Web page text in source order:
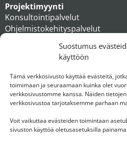
Suostumus
käyttöön
Tämä verkkosivusto käyttää evästeitä,
toimimaan ja seuraamaan kuinka olet
verkkosivustomme kanssa. Näiden
verkkosivustoa tarjotaksemme parhaan
Voit vaikuttaa evästeiden toimintaan
sivuston käyttöä oletusasetuksilla
Projektimyynti
Konsultointipalvelut
Ohjelmistokehityspalvelut
Ihmiset
Konserni
Ota yhteyttä